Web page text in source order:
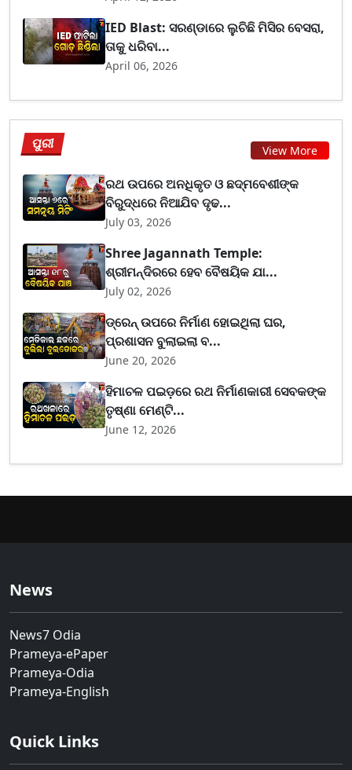
IED Blast: ସରଣ୍ଡାରେ ଲୁଚିଛି ମିସିର ବେସରା,
ତାକୁ ଧରିବା...
April 06, 2026
ପୁରୀ View More
ରଥ ଉପରେ ଅନଧିକୃତ ଓ ଛଦ୍ମବେଶୀଙ୍କ
ବିରୁଦ୍ଧରେ ନିଆଯିବ ଦୃଢ...
July 03, 2026
Shree Jagannath Temple:
ଶ୍ରୀମନ୍ଦିରରେ ହେବ ବୈଷୟିକ ଯା...
July 02, 2026
ଡ୍ରେନ୍ ଉପରେ ନିର୍ମାଣ ହୋଇଥିଲା ଘର,
ପ୍ରଶାସନ ବୁଲାଇଲା ବ...
June 20, 2026
ହିମାଚଳ ପଇଡ଼ରେ ରଥ ନିର୍ମାଣକାରୀ ସେବକଙ୍କ
ତୃଷ୍ଣା ମେଣ୍ଟି...
June 12, 2026
News
News7 Odia
Prameya-ePaper
Prameya-Odia
Prameya-English
Quick Links